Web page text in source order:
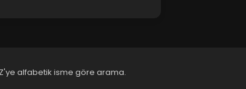
alfabetik isme göre arama.